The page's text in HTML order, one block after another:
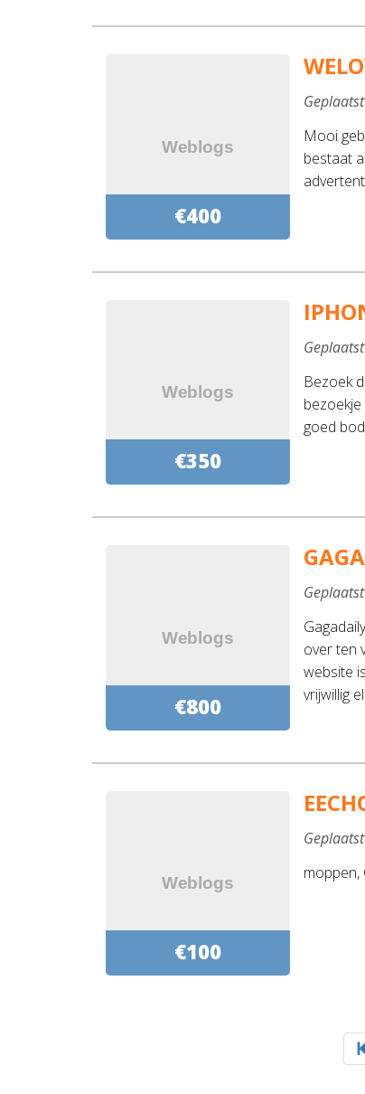
€400
Mooi
bestaat
€350
Bezoek
goed
€800
over ten
website
vrijwillig
€100
moppen,